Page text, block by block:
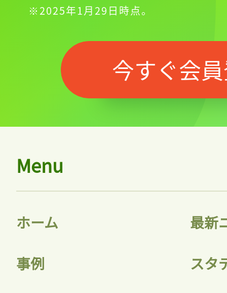
※2025年1月29日時点。
今すぐ会
Menu
ホーム 最新
事例 スタ